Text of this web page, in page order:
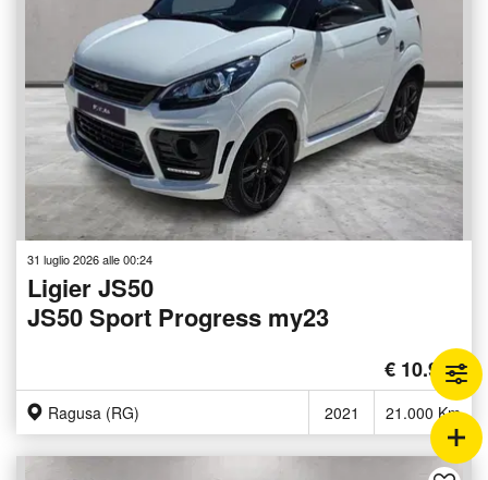
31 luglio 2026 alle 00:24
Ligier JS50
JS50 Sport Progress my23
€ 10.900
Ragusa (RG) 2021 21.000 Km